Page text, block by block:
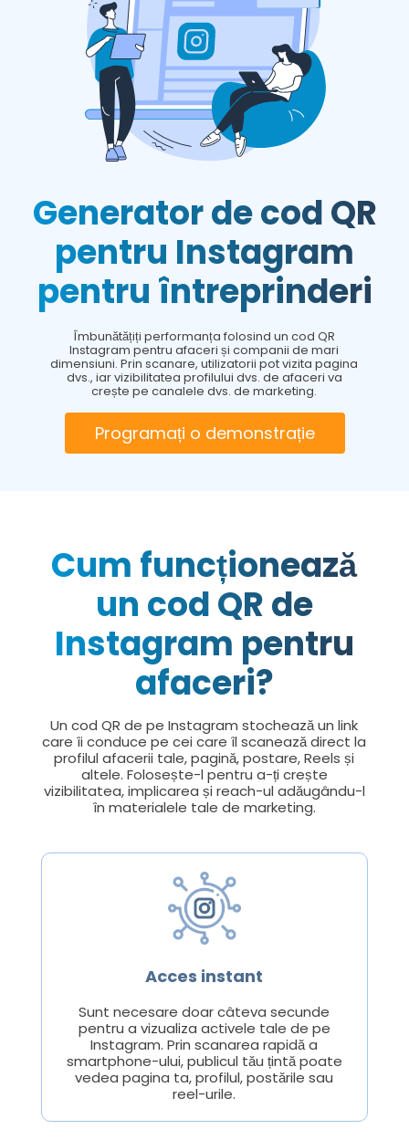
Generator de cod QR
pentru Instagram
pentru întreprinderi
Îmbunătățiți performanța folosind un cod QR
Instagram pentru afaceri și companii de mari
dimensiuni. Prin scanare, utilizatorii pot vizita pagina
dvs., iar vizibilitatea profilului dvs. de afaceri va
crește pe canalele dvs. de marketing.
Programați o demonstrație
Cum funcționează
un cod QR de
Instagram pentru
afaceri?
Un cod QR de pe Instagram stochează un link
care îi conduce pe cei care îl scanează direct la
profilul afacerii tale, pagină, postare, Reels și
altele. Folosește-l pentru a-ți crește
vizibilitatea, implicarea și reach-ul adăugându-l
în materialele tale de marketing.
Acces instant
Sunt necesare doar câteva secunde
pentru a vizualiza activele tale de pe
Instagram. Prin scanarea rapidă a
smartphone-ului, publicul tău țintă poate
vedea pagina ta, profilul, postările sau
reel-urile.